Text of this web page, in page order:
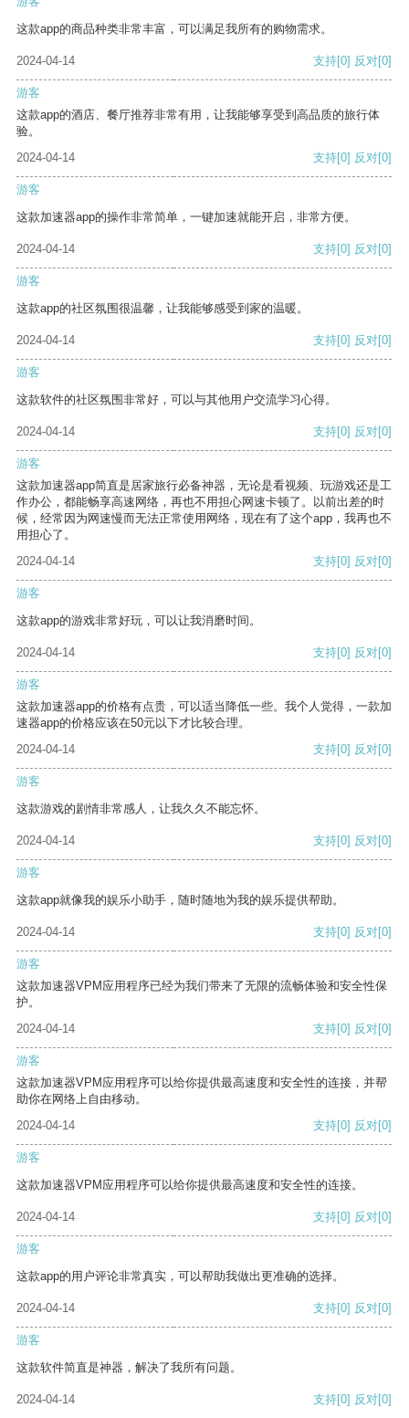
这款app的商品种类非常丰富，可以满足我所有的购物需求。
2024-04-14 支持[0] 反对[0]
游客
这款app的酒店、餐厅推荐非常有用，让我能够享受到高品质的旅行体
验。
2024-04-14
支持[0] 反对[0]
游客
这款加速器app的操作非常简单，一键加速就能开启，非常方便。
2024-04-14 支持[0] 反对[0]
游客
这款app的社区氛围很温馨，让我能够感受到家的温暖。
2024-04-14 支持[0] 反对[0]
游客
这款软件的社区氛围非常好，可以与其他用户交流学习心得。
2024-04-14 支持[0] 反对[0]
游客
这款加速器app简直是居家旅行必备神器，无论是看视频、玩游戏还是工
作办公，都能畅享高速网络，再也不用担心网速卡顿了。以前出差的时
候，经常因为网速慢而无法正常使用网络，现在有了这个app，我再也不
用担心了。
2024-04-14
支持[0] 反对[0]
游客
这款app的游戏非常好玩，可以让我消磨时间。
2024-04-14 支持[0] 反对[0]
游客
这款加速器app的价格有点贵，可以适当降低一些。我个人觉得，一款加
速器app的价格应该在50元以下才比较合理。
2024-04-14
支持[0] 反对[0]
游客
这款游戏的剧情非常感人，让我久久不能忘怀。
2024-04-14 支持[0] 反对[0]
游客
这款app就像我的娱乐小助手，随时随地为我的娱乐提供帮助。
2024-04-14 支持[0] 反对[0]
游客
这款加速器VPM应用程序已经为我们带来了无限的流畅体验和安全性保
护。
2024-04-14
支持[0] 反对[0]
游客
这款加速器VPM应用程序可以给你提供最高速度和安全性的连接，并帮
助你在网络上自由移动。
2024-04-14
支持[0] 反对[0]
游客
这款加速器VPM应用程序可以给你提供最高速度和安全性的连接。
2024-04-14 支持[0] 反对[0]
游客
这款app的用户评论非常真实，可以帮助我做出更准确的选择。
2024-04-14 支持[0] 反对[0]
游客
这款软件简直是神器，解决了我所有问题。
2024-04-14 支持[0] 反对[0]